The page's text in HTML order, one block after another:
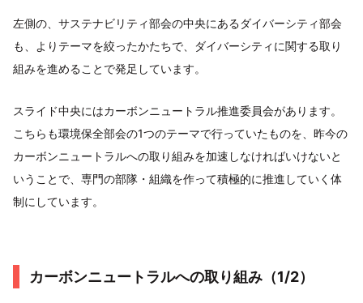
左側の、サステナビリティ部会の中央にあるダイバーシティ部会
も、よりテーマを絞ったかたちで、ダイバーシティに関する取り
組みを進めることで発足しています。
スライド中央にはカーボンニュートラル推進委員会があります。
こちらも環境保全部会の1つのテーマで行っていたものを、昨今の
カーボンニュートラルへの取り組みを加速しなければいけないと
いうことで、専門の部隊・組織を作って積極的に推進していく体
制にしています。
カーボンニュートラルへの取り組み（1/2）